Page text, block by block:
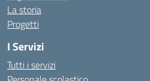
La storia
Progetti
I Servizi
Tutti i servizi